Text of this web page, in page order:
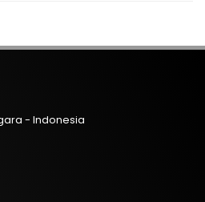
- Indonesia